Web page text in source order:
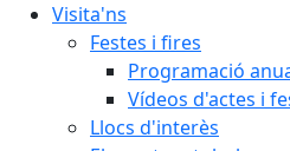
Visita'ns
Festes i fires
Programació
Vídeos d'actes i
Llocs d'interès